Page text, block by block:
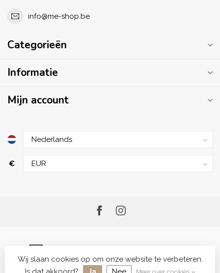
info@me-shop.be
Categorieën
Informatie
Mijn account
€
© Copyright 2026 Me.Shop - Your Skincare Shop
Wij slaan cookies op om onze website te verbeteren.